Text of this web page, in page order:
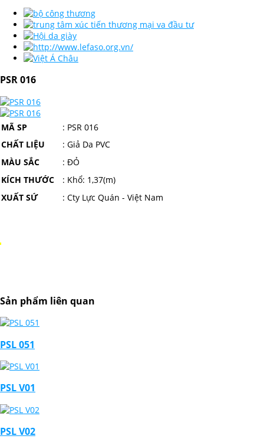
PSR 016
MÃ SP : PSR 016
CHẤT LIỆU
: Giả Da PVC
MÀU SẮC
: ĐỎ
KÍCH THƯỚC
: Khổ: 1,37(m)
XUẤT SỨ
: Cty Lực Quán - Việt Nam
Sản phẩm liên quan
PSL 051
PSL V01
PSL V02